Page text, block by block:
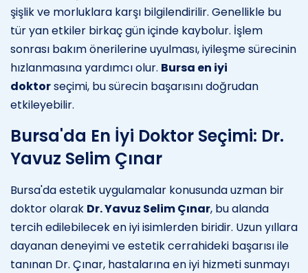
şişlik ve morluklara karşı bilgilendirilir. Genellikle bu
tür yan etkiler birkaç gün içinde kaybolur. İşlem
sonrası bakım önerilerine uyulması, iyileşme sürecinin
hızlanmasına yardımcı olur. Bursa en iyi
doktorseçimi, bu sürecin başarısını doğrudan
etkileyebilir.
Bursa'da En İyi Doktor Seçimi: Dr.
Yavuz Selim Çınar
Bursa'da estetik uygulamalar konusunda uzman bir
doktor olarak Dr. Yavuz Selim Çınar, bu alanda
tercih edilebilecek en iyi isimlerden biridir. Uzun yıllara
dayanan deneyimi ve estetik cerrahideki başarısı ile
tanınan Dr. Çınar, hastalarına en iyi hizmeti sunmayı